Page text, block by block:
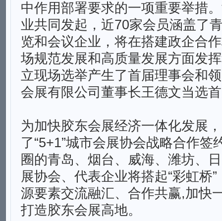
中作用部署要求的一项重要举措
业共同发起，近70家会员涵盖了
览和会议企业，将在搭建政企合
场规范发展和高质量发展方面发
立现场选举产生了首届理事会和
会展有限公司董事长王德文当选
为加快胶东会展经济一体化发展
了“5+1”城市会展协会战略合作签
圈的青岛、烟台、威海、潍坊、
展协会、代表企业将搭起“彩虹桥
源要素交流融汇、合作共赢,加快
打造胶东会展高地。